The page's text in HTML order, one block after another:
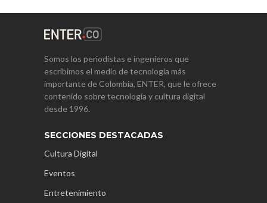
Somos los periodistas e ingenieros que
escribimos el medio de tecnología más
importante de Colombia, ENTER, que le ofrece
contenido sobre tecnología y cultura digital
desde 1996.
SECCIONES DESTACADAS
Cultura Digital
Eventos
Entretenimiento